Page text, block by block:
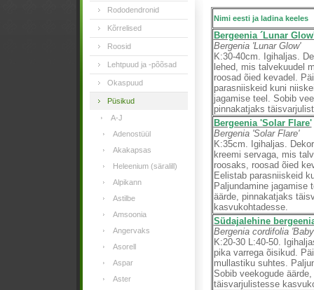
Rododendronid
Kõrrelised
Roosid
Lehtpuud ja -põõsad
Okaspuud
Püsikud
A-J
Adenostüül
Akakapsas
Heleenium (säralill)
Alpikann
Astilbe
Amsoonia
Angervaks
Asorell
Aspar
Aster
Nimi eesti ja ladina keeles
Bergeenia ´Lunar
Bergenia 'Lunar Glow'
K:30-40cm. Igihaljas.
lehed, mis talvekuudel
roosad õied kevadel.
parasniiskeid kuni
jagamise teel. Sobib
pinnakatjaks
Bergeenia 'Solar Flare'
Bergenia 'Solar Flare'
K:35cm. Igihaljas.
kreemi servaga, mis
roosaks, roosad õied
Eelistab parasniiskeid
Paljundamine jagamise
äärde, pinnakatjaks
kasvukohtadesse.
Südajalehine
Bergenia cordifolia
K:20-30 L:40-50.
pika varrega õisikud.
mullastiku suhtes.
Sobib veekogude
täisvarjulistesse